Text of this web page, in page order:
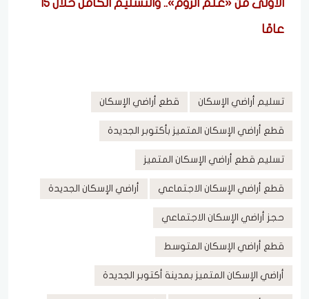
الأولى من «علم الروم».. والتسليم الكامل خلال 15
عامًا
تسليم أراضي الإسكان قطع أراضي الإسكان
قطع أراضي الإسكان المتميز بأكتوبر الجديدة
تسليم قطع أراضي الإسكان المتميز
قطع أراضي الإسكان الاجتماعي أراضي الإسكان الجديدة
حجز أراضي الإسكان الاجتماعي
قطع أراضي الإسكان المتوسط
أراضي الإسكان المتميز بمدينة أكتوبر الجديدة